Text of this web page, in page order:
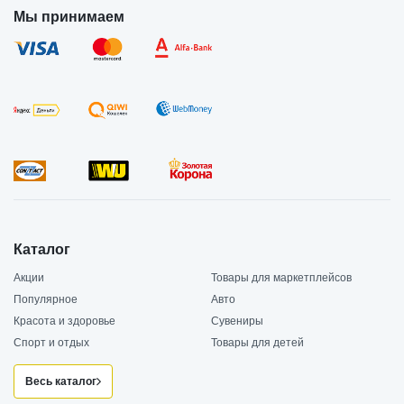
Мы принимаем
Каталог
Акции
Товары для маркетплейсов
Популярное
Авто
Красота и здоровье
Сувениры
Спорт и отдых
Товары для детей
Весь каталог